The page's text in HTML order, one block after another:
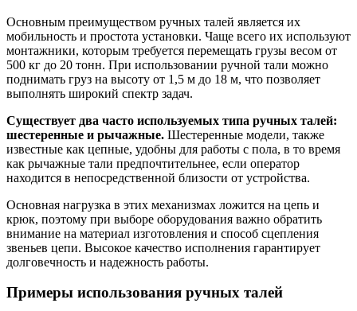
Основным преимуществом ручных талей является их
мобильность и простота установки. Чаще всего их используют
монтажники, которым требуется перемещать грузы весом от
500 кг до 20 тонн. При использовании ручной тали можно
поднимать груз на высоту от 1,5 м до 18 м, что позволяет
выполнять широкий спектр задач.
Существует два часто используемых типа ручных талей:
шестеренные и рычажные. Шестеренные модели, также
известные как цепные, удобны для работы с пола, в то время
как рычажные тали предпочтительнее, если оператор
находится в непосредственной близости от устройства.
Основная нагрузка в этих механизмах ложится на цепь и
крюк, поэтому при выборе оборудования важно обратить
внимание на материал изготовления и способ сцепления
звеньев цепи. Высокое качество исполнения гарантирует
долговечность и надежность работы.
Примеры использования ручных талей